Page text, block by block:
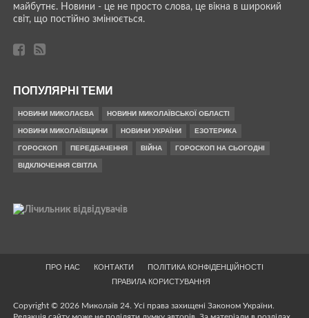
майбутнє. Новини - це не просто слова, це вікна в широкий
світ, що постійно змінюється.
ПОПУЛЯРНІ ТЕМИ
НОВИНИ МИКОЛАЄВА НОВИНИ МИКОЛАЇВСЬКОЇ ОБЛАСТІ
НОВИНИ МИКОЛАЇВЩИНИ НОВИНИ УКРАЇНИ ЕЗОТЕРИКА
ГОРОСКОП ПЕРЕДБАЧЕННЯ ВІЙНА ГОРОСКОП НА СЬОГОДНІ
ВІДКЛЮЧЕННЯ СВІТЛА
ПРО НАС КОНТАКТИ
ПОЛІТИКА КОНФІДЕНЦІЙНОСТІ
ПРАВИЛА КОРИСТУВАННЯ
Copyright © 2026 Миколаїв 24. Усі права захищені Законом України.